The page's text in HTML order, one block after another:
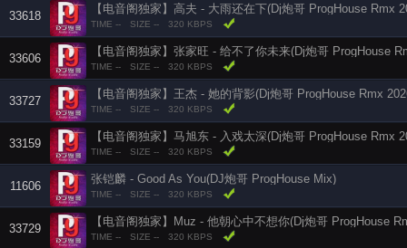
33618
【电音阁独家】高夫 - 大雨还在下(Dj炮哥 ProgHouse Rmx
TIME -- SIZE -- 320 KBPS
33606
【电音阁独家】张家旺 - 给不了你未来(Dj炮哥 ProgHouse
TIME -- SIZE -- 320 KBPS
33727
【电音阁独家】王杰 - 她的背影(Dj炮哥 ProgHouse Rmx
TIME -- SIZE -- 320 KBPS
33159
【电音阁独家】马旭东 - 入戏太深(Dj炮哥 ProgHouse Rmx
TIME -- SIZE -- 320 KBPS
11606
张铠麟 - Good As You(DJ炮哥 ProgHouse Mix)
TIME -- SIZE -- 320 KBPS
33729
【电音阁独家】Muz - 他朝心中不想你(Dj炮哥 ProgHouse
TIME -- SIZE -- 320 KBPS